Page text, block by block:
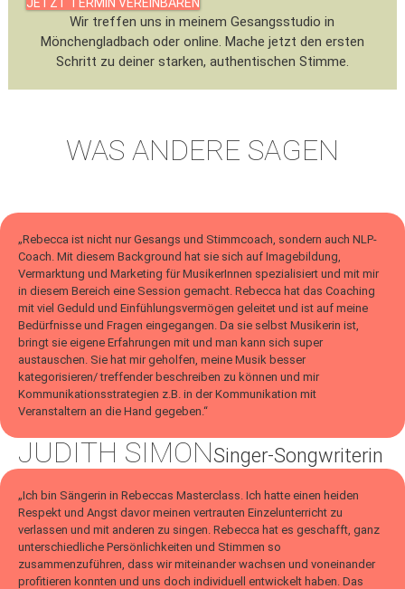
Wir treffen uns in meinem Gesangsstudio in
Mönchengladbach oder online. Mache jetzt den ersten
Schritt zu deiner starken, authentischen Stimme.
WAS ANDERE SAGEN
„Rebecca ist nicht nur Gesangs und Stimmcoach, sondern auch NLP-
Coach. Mit diesem Background hat sie sich auf Imagebildung,
Vermarktung und Marketing für MusikerInnen spezialisiert und mit mir
in diesem Bereich eine Session gemacht. Rebecca hat das Coaching
mit viel Geduld und Einfühlungsvermögen geleitet und ist auf meine
Bedürfnisse und Fragen eingegangen. Da sie selbst Musikerin ist,
bringt sie eigene Erfahrungen mit und man kann sich super
austauschen. Sie hat mir geholfen, meine Musik besser
kategorisieren/ treffender beschreiben zu können und mir
Kommunikationsstrategien z.B. in der Kommunikation mit
Veranstaltern an die Hand gegeben.“
JUDITH SIMONSinger-Songwriterin
„Ich bin Sängerin in Rebeccas Masterclass. Ich hatte einen heiden
Respekt und Angst davor meinen vertrauten Einzelunterricht zu
verlassen und mit anderen zu singen. Rebecca hat es geschafft, ganz
unterschiedliche Persönlichkeiten und Stimmen so
zusammenzuführen, dass wir miteinander wachsen und voneinander
profitieren konnten und uns doch individuell entwickelt haben. Das